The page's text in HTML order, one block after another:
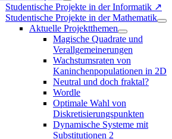
Studentische Projekte in der Informatik ↗
Studentische Projekte in der Mathematik
Aktuelle Projektthemen
Magische Quadrate und
Verallgemeinerungen
Wachstumsraten von
Kaninchenpopulationen in 2D
Neutral und doch fraktal?
Wordle
Optimale Wahl von
Diskretisierungspunkten
Dynamische Systeme mit
Substitutionen 2